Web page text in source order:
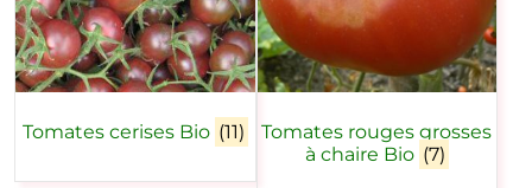
Tomates cerises Bio (11)
Tomates rouges grosses
à chaire Bio (7)